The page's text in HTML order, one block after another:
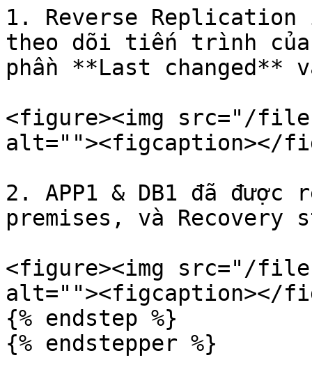
1. Reverse
theo dõi tiến trình của
phần **Last
<figure><img src="/files/
alt=""><figcaption></
2. APP1 & DB1 đã
premises, và
<figure><img src="/files/
alt=""><figcaption></
{% endstep %}
{% endstepper %}